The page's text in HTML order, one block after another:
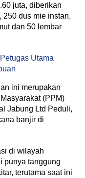
juta, diberikan
250 dus mie instan,
dan 50 lembar
Utama
ini merupakan
(PPM)
Jabung Ltd Peduli,
banjir di
di wilayah
punya tanggung
terutama saat ini